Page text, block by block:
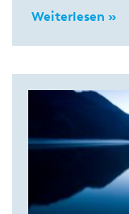
Weiterlesen »